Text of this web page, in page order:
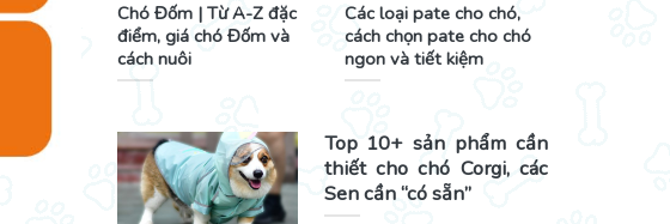
Chó Đốm | Từ A-Z đặc
điểm, giá chó Đốm và
cách nuôi
Các loại pate cho chó,
cách chọn pate cho chó
ngon và tiết kiệm
Top 10+ sản phẩm cần
thiết cho chó Corgi, các
Sen cần “có sẵn”